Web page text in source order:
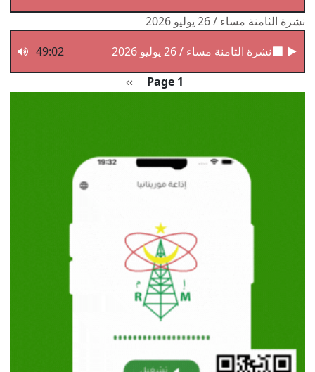
نشرة الثامنة مساء / 26 يوليو 2026
نشرة الثامنة مساء / 26 يوليو 2026
49:02
Page 1 الصفحة التالية
››